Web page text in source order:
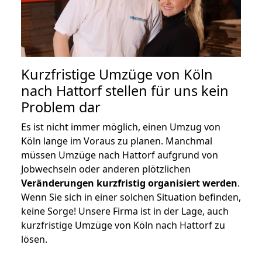
Kurzfristige Umzüge von Köln
nach Hattorf stellen für uns kein
Problem dar
Es ist nicht immer möglich, einen Umzug von
Köln lange im Voraus zu planen. Manchmal
müssen Umzüge nach Hattorf aufgrund von
Jobwechseln oder anderen plötzlichen
Veränderungen kurzfristig organisiert werden.
Wenn Sie sich in einer solchen Situation befinden,
keine Sorge! Unsere Firma ist in der Lage, auch
kurzfristige Umzüge von Köln nach Hattorf zu
lösen.